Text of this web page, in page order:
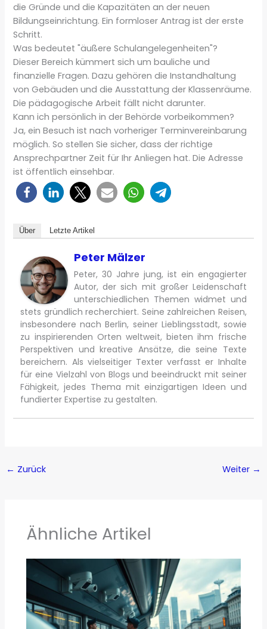
die Gründe und die Kapazitäten an der neuen
Bildungseinrichtung. Ein formloser Antrag ist der erste
Schritt.
Was bedeutet "äußere Schulangelegenheiten"?
Dieser Bereich kümmert sich um bauliche und
finanzielle Fragen. Dazu gehören die Instandhaltung
von Gebäuden und die Ausstattung der Klassenräume.
Die pädagogische Arbeit fällt nicht darunter.
Kann ich persönlich in der Behörde vorbeikommen?
Ja, ein Besuch ist nach vorheriger Terminvereinbarung
möglich. So stellen Sie sicher, dass der richtige
Ansprechpartner Zeit für Ihr Anliegen hat. Die Adresse
ist öffentlich einsehbar.
Über Letzte Artikel
Peter Mälzer
Peter, 30 Jahre jung, ist ein engagierter
Autor, der sich mit großer Leidenschaft
unterschiedlichen Themen widmet und
stets gründlich recherchiert. Seine zahlreichen Reisen,
insbesondere nach Berlin, seiner Lieblingsstadt, sowie
zu inspirierenden Orten weltweit, bieten ihm frische
Perspektiven und kreative Ansätze, die seine Texte
bereichern. Als vielseitiger Texter verfasst er Inhalte
für eine Vielzahl von Blogs und beeindruckt mit seiner
Fähigkeit, jedes Thema mit einzigartigen Ideen und
fundierter Expertise zu gestalten.
← Zurück Weiter →
Ähnliche Artikel